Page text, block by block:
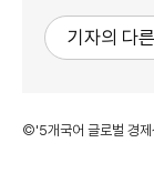
기자의 다
©'5개국어 글로벌 경제